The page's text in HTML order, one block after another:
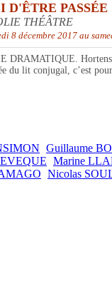
D'ÊTRE PASSÉE
THÉÂTRE
8 décembre 2017 au
DRAMATIQUE.
du lit conjugal, c’est
Guillaume
Marine
Nicolas